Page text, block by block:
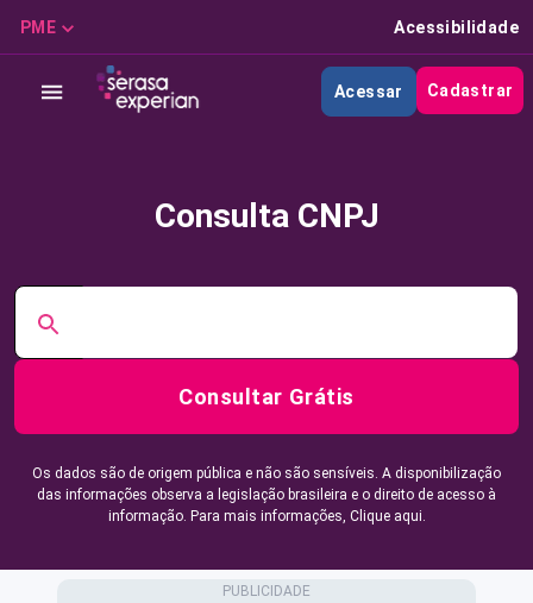
PME Acessibilidade
Acessar Cadastrar
Consulta CNPJ
Consultar Grátis
Os dados são de origem pública e não são sensíveis. A disponibilização
das informações observa a legislação brasileira e o direito de acesso à
informação. Para mais informações, Clique aqui.